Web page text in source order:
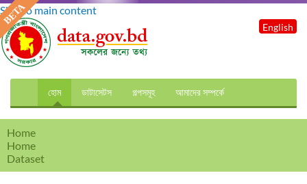
Skip to main content
হোম ডাটাসেটস গল্পসমূহ আমাদের সম্পর্কে
English
Home
Home
Dataset